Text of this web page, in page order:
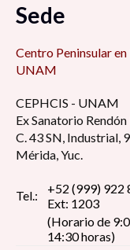
Sede
Centro Peninsular en
UNAM
CEPHCIS - UNAM
Ex Sanatorio
C. 43 SN, Industrial,
Mérida, Yuc.
Tel.:
+52 (999) 922
Ext: 1203
(Horario de
14:30 horas)